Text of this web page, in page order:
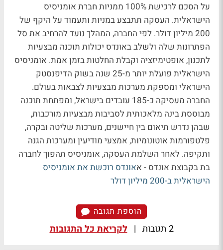
על הסכם לרכישת 100% ממניות חברת אומניסיס
הישראלית. העסקה תתבצע במניות ותעמוד על היקף של
200 מיליון דולר. לפי החברה, המהלך נועד להרחיב את סל
הפתרונות שלה ולשלב באונדס יכולות תוכנה מבצעיות
לתכנון, אופטימיזציה וקבלת החלטות בזמן אמת. אומניסיס
הישראלית פועלת יותר מ-25 שנה בשוק הדיפנסטק
הישראלי ומספקת מערכות מבצעיות לצבאות בעולם.
החברה מעסיקה כ-185 עובדים בישראל, ומפתחת תוכנה
מבוססת בינה מלאכותית לסביבות מבצעיות מורכבות,
שבהן נדרש תיאום בין חיישנים, מערכות שליטה ובקרה,
פלטפורמות אוטונומיות, אמצעי מודיעין ומערכות הגנה
ותקיפה. לאחר השלמת העסקה, אומניסיס תהפוך לחברה
בת בקבוצת אונדס - אאונדס רוכשת את אומניסיס
הישראלית ב-200 מיליון דולר
הוספת תגובה
2 תגובות | לקריאת כל התגובות